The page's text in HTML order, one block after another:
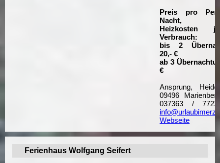
Preis pro
Nacht,
Heizkosten
Verbrauch:
bis 2
20,- €
ab 3
€
Ansprung,
09496
037363 /
Webseite
Ferienhaus Wolfgang Seifert